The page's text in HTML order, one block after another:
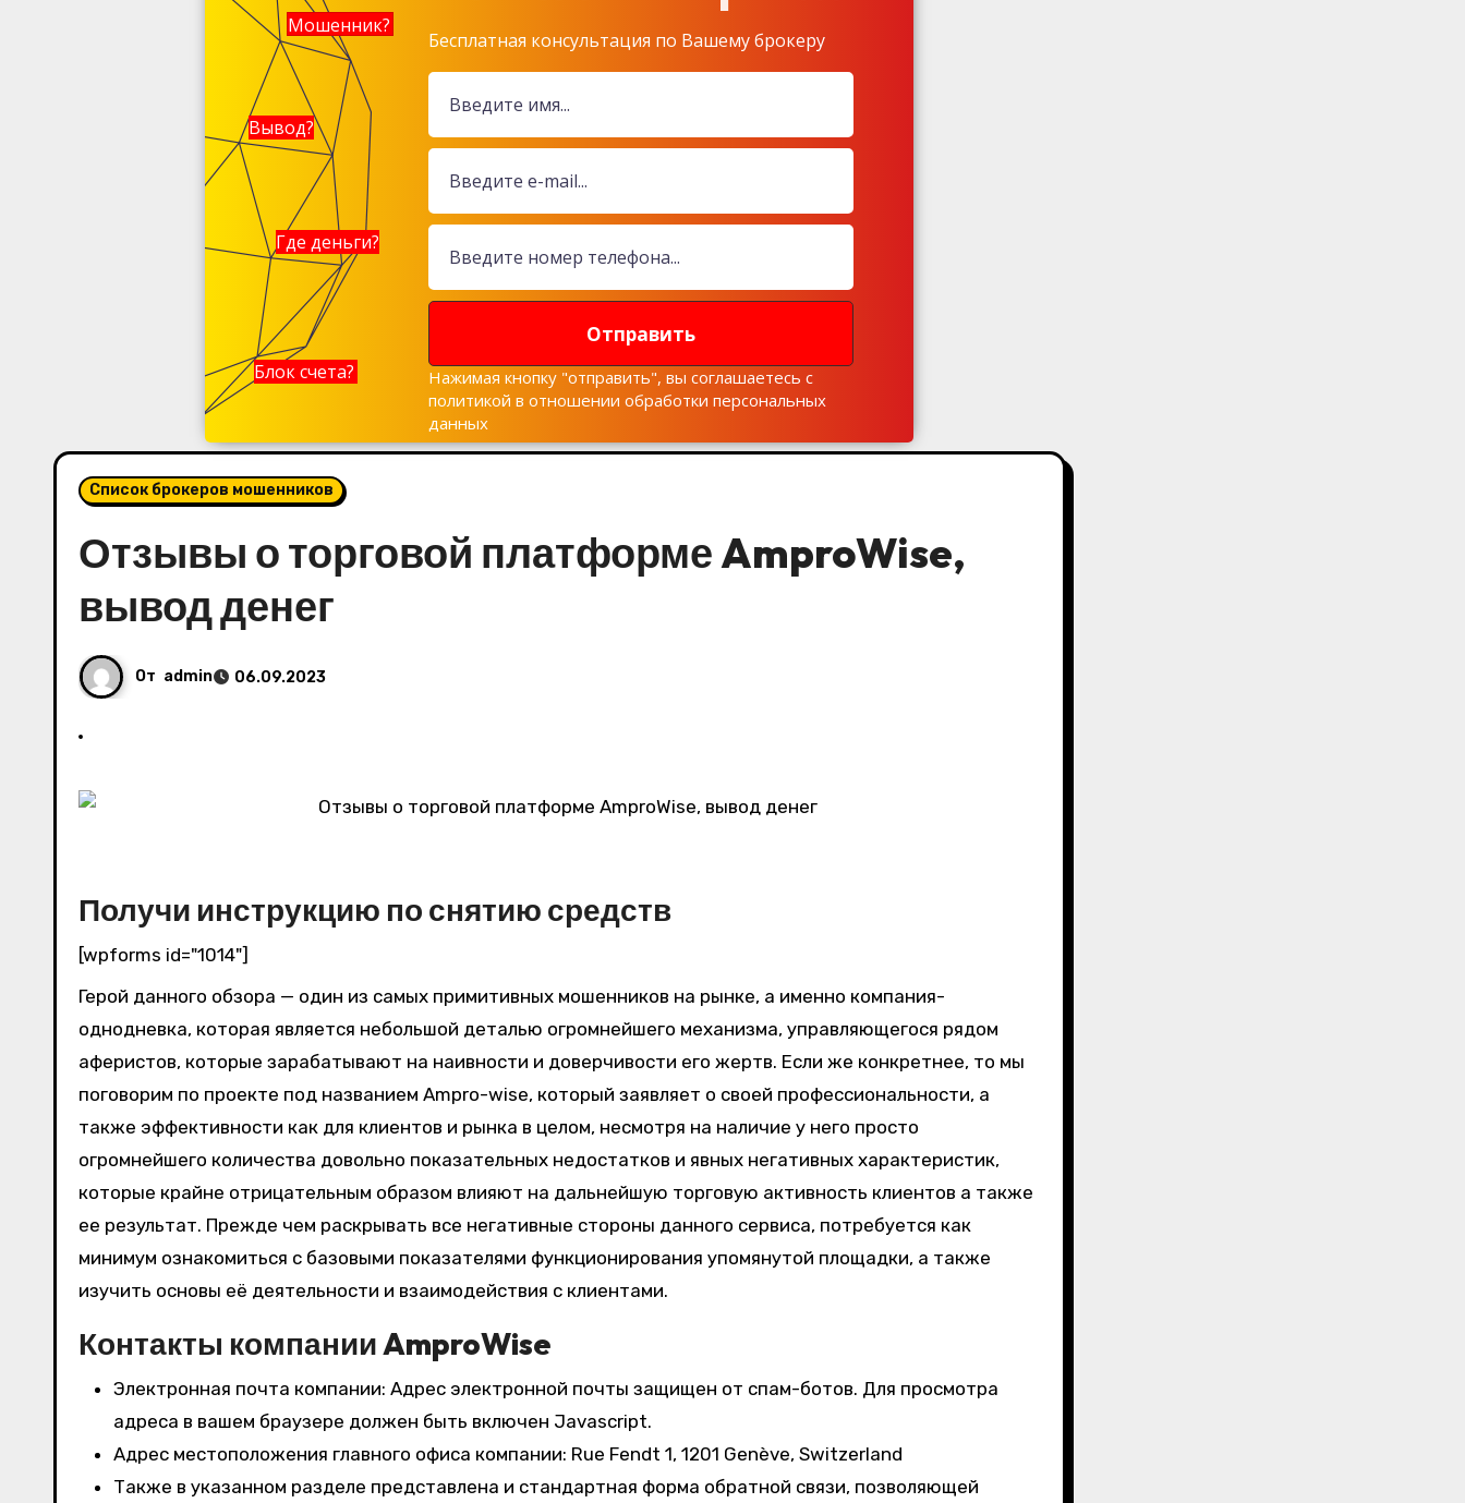
Бесплатная консультация по Вашему брокеру
Мошенник?
Вывод?
Где деньги?
Блок счета?
Отправить
Нажимая кнопку "отправить", вы соглашаетесь с
политикой в отношении обработки персональных
данных
Список брокеров мошенников
Отзывы о торговой платформе AmproWise,
вывод денег
От admin 06.09.2023
Получи инструкцию по снятию средств
[wpforms id="1014"]
Герой данного обзора — один из самых примитивных мошенников на рынке, а именно компания-
однодневка, которая является небольшой деталью огромнейшего механизма, управляющегося рядом
аферистов, которые зарабатывают на наивности и доверчивости его жертв. Если же конкретнее, то мы
поговорим по проекте под названием Ampro-wise, который заявляет о своей профессиональности, а
также эффективности как для клиентов и рынка в целом, несмотря на наличие у него просто
огромнейшего количества довольно показательных недостатков и явных негативных характеристик,
которые крайне отрицательным образом влияют на дальнейшую торговую активность клиентов а также
ее результат. Прежде чем раскрывать все негативные стороны данного сервиса, потребуется как
минимум ознакомиться с базовыми показателями функционирования упомянутой площадки, а также
изучить основы её деятельности и взаимодействия с клиентами.
Контакты компании AmproWise
Электронная почта компании: Адрес электронной почты защищен от спам-ботов. Для просмотра
адреса в вашем браузере должен быть включен Javascript.
Адрес местоположения главного офиса компании: Rue Fendt 1, 1201 Genève, Switzerland
Также в указанном разделе представлена и стандартная форма обратной связи, позволяющей